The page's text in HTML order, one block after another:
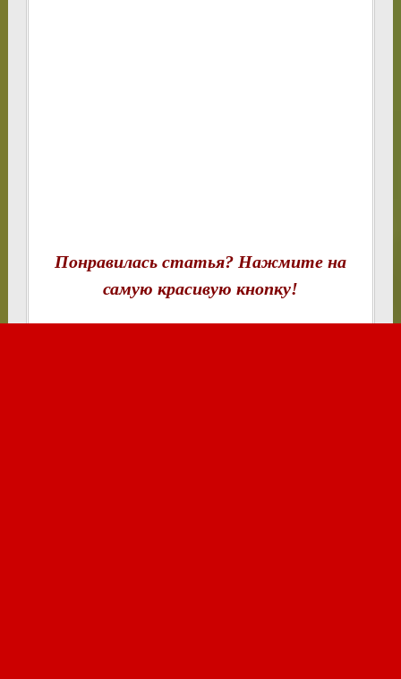
Понравилась статья? Нажмите на
самую красивую кнопку!